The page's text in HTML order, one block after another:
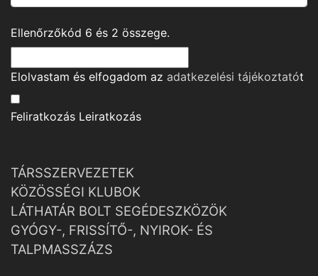
Ellenőrzőkód 6 és 2 összege.
Elolvastam és elfogadom az adatkezelési tájékoztatót
Feliratkozás Leiratkozás
TÁRSSZERVEZETEK
KÖZÖSSÉGI KLUBOK
LÁTHATÁR BOLT SEGÉDESZKÖZÖK
GYÓGY-, FRISSÍTŐ-, NYIROK- ÉS
TALPMASSZÁZS